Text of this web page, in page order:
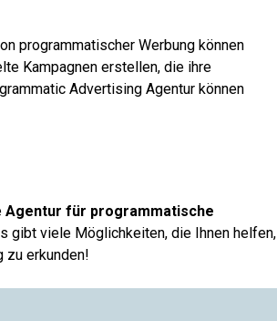
programmatischer Werbung können
Kampagnen erstellen, die ihre
Advertising Agentur können
Agentur für programmatische
gibt viele Möglichkeiten, die Ihnen helfen,
zu erkunden!